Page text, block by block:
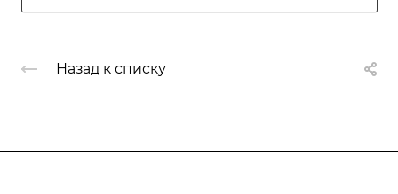
Назад к списку